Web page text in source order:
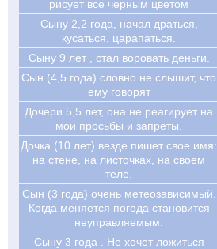
рисует все черным цветом
Сыну 2,2 года, начал драться,
кусаться, царапаться.
Сыну 9 лет , стал воровать деньги.
Сын (4,5 года) словно не слышит, что
ему говорят
Дочери 5,5 лет, она не реагирует на
мои просьбы и запреты.
Дочка (10 лет) везде пишет свое имя:
на стене, на листочках, на своем
теле.
Сын (3 года) очень метеозависимый.
Когда меняется погода становится
неуправляемым.
Сыну 3 года . Не хочет ложиться